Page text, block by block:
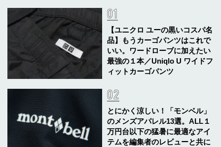
【ユニクロ ユーの黒いコスパ名
品】もうカーゴパンツはこれで
いい。ワードローブに加えたい
最強の１本／Uniqlo U ワイドフ
ィットカーゴパンツ
とにかく涼しい！「モンベル」
のメンズアパレル13選。ALL１
万円台以下の猛暑に最適なアイ
テムを編集者のレビューと共に